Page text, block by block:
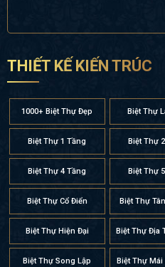
THIẾT KẾ KIẾN TRÚC
1000+ Biệt Thự Đẹp Biệt Thự
Biệt Thự 1 Tầng Biệt Thự
Biệt Thự 4 Tầng Biệt Thự
Biệt Thự Cổ Điển Biệt Thự
Biệt Thự Hiện Đại Biệt Thự Địa
Biệt Thự Song Lập Biệt Thự Mái